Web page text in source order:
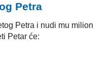
Petra
Petra i nudi mu milion
Petar će: